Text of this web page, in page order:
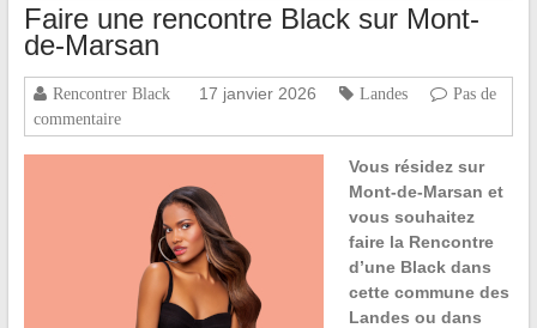
Faire une rencontre Black sur Mont-
de-Marsan
Rencontrer Black 17 janvier 2026 Landes
Pas de
commentaire
Vous résidez sur
Mont-de-Marsan et
vous souhaitez
faire la Rencontre
d’une Black dans
cette commune des
Landes ou dans